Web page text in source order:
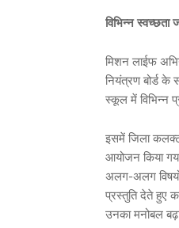
विभिन्न स्वच्छता
मिशन लाईफ
नियंत्रण बोर्ड के
स्कूल में विभिन्न
इसमें जिला
आयोजन किया
अलग-अलग विषयों
प्रस्तुति देते हुए
उनका मनोबल